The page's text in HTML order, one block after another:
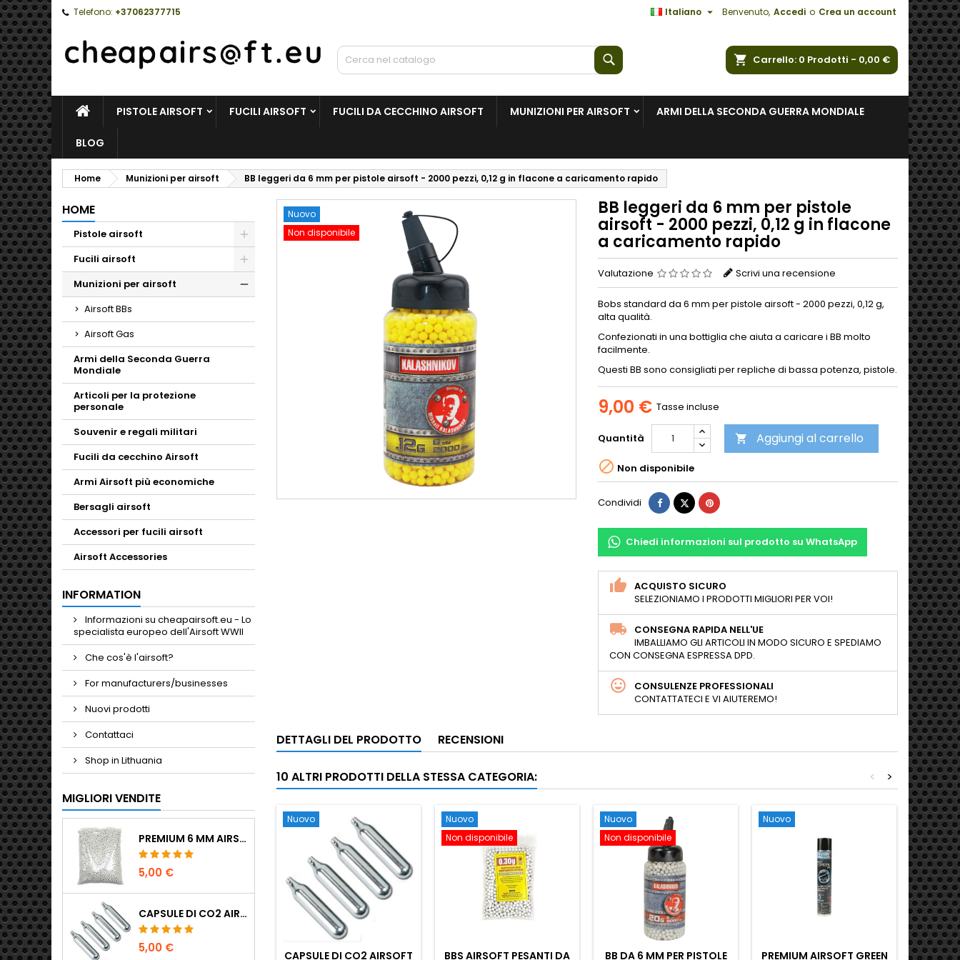
Telefono: +37062377715 Benvenuto, Accedi o Crea un account
Italiano 
Carrello 0 Prodotti - 0,00 €
HOMEPISTOLE AIRSOFT FUCILI AIRSOFT FUCILI DA CECCHINO AIRSOFT MUNIZIONI PER AIRSOFT ARMI DELLA SECONDA GUERRA MONDIALE
BLOG
Home Munizioni per airsoft BB leggeri da 6 mm per pistole airsoft - 2000 pezzi, 0,12 g in flacone a caricamento rapido
HOME
Pistole airsoft
Fucili airsoft
Munizioni per airsoft
Airsoft BBs
Airsoft Gas
Armi della Seconda Guerra
Mondiale
Articoli per la protezione
personale
Souvenir e regali militari
Fucili da cecchino Airsoft
Armi Airsoft più economiche
Bersagli airsoft
Accessori per fucili airsoft
Airsoft Accessories
INFORMATION
Informazioni su cheapairsoft.eu - Lo
specialista europeo dell'Airsoft WWII
Che cos'è l'airsoft?
For manufacturers/businesses
Nuovi prodotti
Contattaci
Shop in Lithuania
MIGLIORI VENDITE
PREMIUM 6 MM AIRSOFT BBS 0,20 G - 1000 COLPI, NO-JAM, TIRO DRITTO
5,00 €
CAPSULE DI CO2 AIRSOFT 12G 5-PACK - MADE IN HUNGARY, EU, QUALITÀ PREMIUM
5,00 €
Nuovo
Non disponibile
BB leggeri da 6 mm per pistole
airsoft - 2000 pezzi, 0,12 g in flacone
a caricamento rapido
Valutazione Scrivi una recensione
Bobs standard da 6 mm per pistole airsoft - 2000 pezzi, 0,12 g,
alta qualità.
Confezionati in una bottiglia che aiuta a caricare i BB molto
facilmente.
Questi BB sono consigliati per repliche di bassa potenza, pistole.
9,00 € Tasse incluse
Quantità  Aggiungi al carrello
 Non disponibile
Condividi CondividiTwittaPinterest
Chiedi informazioni sul prodotto su WhatsApp
ACQUISTO SICURO
SELEZIONIAMO I PRODOTTI MIGLIORI PER VOI!
CONSEGNA RAPIDA NELL'UE
IMBALLIAMO GLI ARTICOLI IN MODO SICURO E SPEDIAMO
CON CONSEGNA ESPRESSA DPD.
CONSULENZE PROFESSIONALI
CONTATTATECI E VI AIUTEREMO!
DETTAGLI DEL PRODOTTO RECENSIONI
10 ALTRI PRODOTTI DELLA STESSA CATEGORIA: >
<
Nuovo
CAPSULE DI CO2 AIRSOFT
Nuovo
Non disponibile
BBS AIRSOFT PESANTI DA
Nuovo
Non disponibile
BB DA 6 MM PER PISTOLE
Nuovo
PREMIUM AIRSOFT GREEN
Nuovo